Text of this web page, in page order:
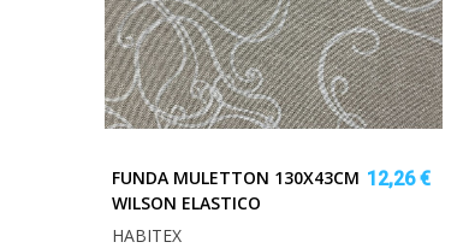
FUNDA MULETTON 130X43CM
WILSON ELASTICO
12,26 €
HABITEX